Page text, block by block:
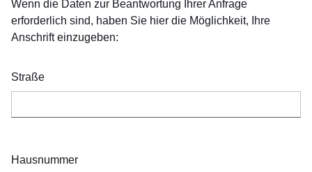
Wenn die Daten zur Beantwortung Ihrer Anfrage
erforderlich sind, haben Sie hier die Möglichkeit, Ihre
Anschrift einzugeben:
Straße
Hausnummer